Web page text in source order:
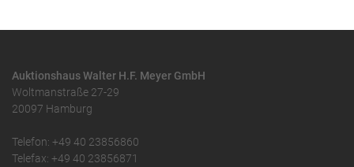
Auktionshaus Walter H.F. Meyer GmbH
Woltmanstraße 27-29
20097 Hamburg
Telefon: +49 40 23856860
Telefax: +49 40 23856871